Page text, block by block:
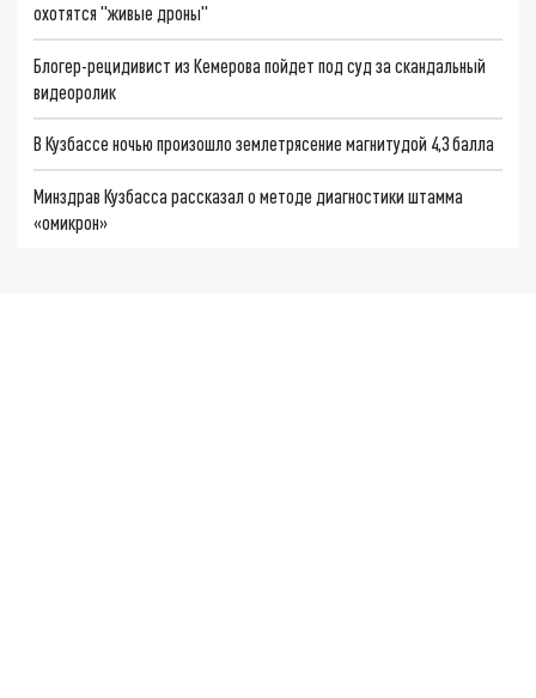
охотятся "живые дроны"
Блогер-рецидивист из Кемерова пойдет под суд за скандальный
видеоролик
В Кузбассе ночью произошло землетрясение магнитудой 4,3 балла
Минздрав Кузбасса рассказал о методе диагностики штамма
«омикрон»